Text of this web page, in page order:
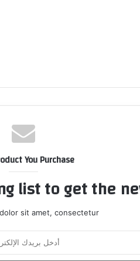
You Purchase
list to get the
sit amet, consectetur.